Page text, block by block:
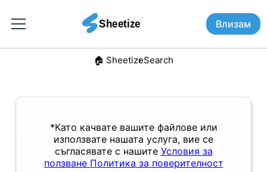
Влизам
🏠︎ SheetizeSearch
*Като качвате вашите файлове или
използвате нашата услуга, вие се
съгласявате с нашите Условия за
ползване Политика за поверителност